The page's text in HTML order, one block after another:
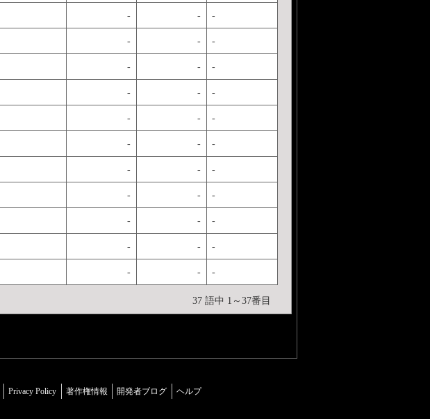
- - -
- - -
- - -
- - -
- - -
- - -
- - -
- - -
- - -
- - -
- - -
37 語中 1～37番目
Privacy Policy 著作権情報 開発者ブログ
ヘルプ